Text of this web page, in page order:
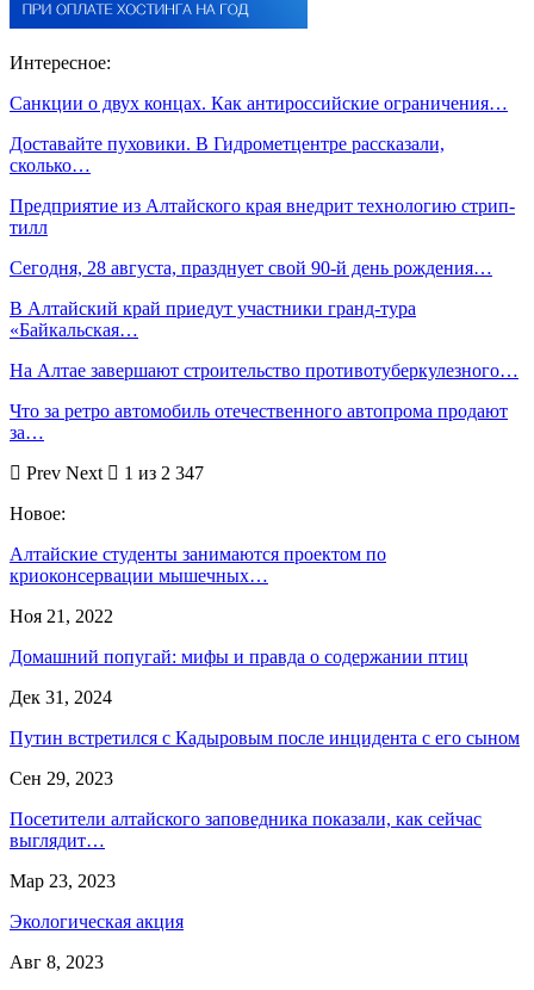
Интересное:
Санкции о двух концах. Как антироссийские ограничения…
Доставайте пуховики. В Гидрометцентре рассказали,
сколько…
Предприятие из Алтайского края внедрит технологию стрип-
тилл
Сегодня, 28 августа, празднует свой 90-й день рождения…
В Алтайский край приедут участники гранд-тура
«Байкальская…
На Алтае завершают строительство противотуберкулезного…
Что за ретро автомобиль отечественного автопрома продают
за…
Prev Next
1 из 2 347
Новое:
Алтайские студенты занимаются проектом по
криоконсервации мышечных…
Ноя 21, 2022
Домашний попугай: мифы и правда о содержании птиц
Дек 31, 2024
Путин встретился с Кадыровым после инцидента с его сыном
Сен 29, 2023
Посетители алтайского заповедника показали, как сейчас
выглядит…
Мар 23, 2023
Экологическая акция
Авг 8, 2023